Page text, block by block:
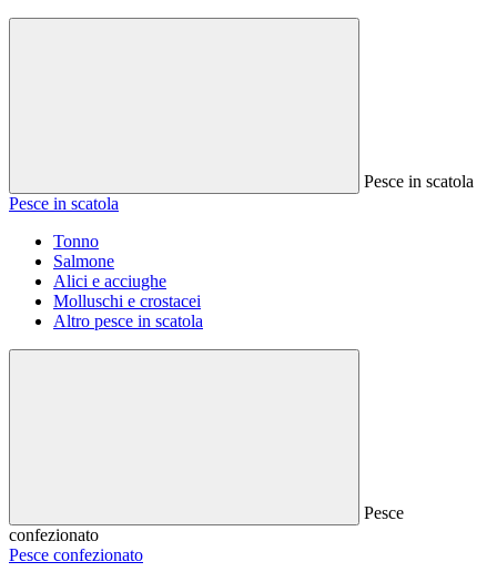
Pesce in scatola
Pesce in scatola
Tonno
Salmone
Alici e acciughe
Molluschi e crostacei
Altro pesce in scatola
Pesce
confezionato
Pesce confezionato